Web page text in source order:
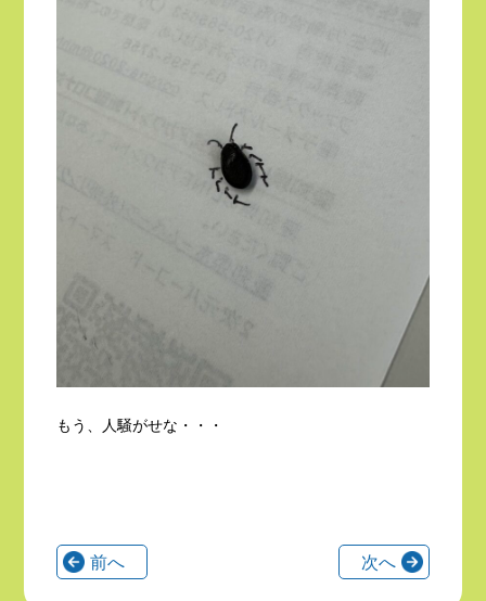
もう、人騒がせな・・・
前へ 次へ